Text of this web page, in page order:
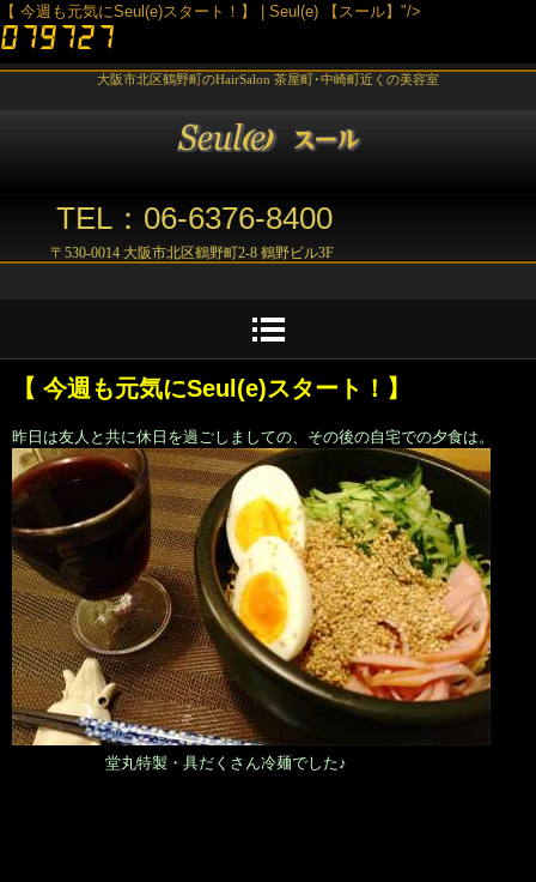
【 今週も元気にSeul(e)スタート！】 | Seul(e) 【スール】"/>
大阪市北区鶴野町のHairSalon 茶屋町･中崎町近くの美容室
TEL：06-6376-8400
〒530-0014 大阪市北区鶴野町2-8 鶴野ビル3F
【 今週も元気にSeul(e)スタート！】
昨日は友人と共に休日を過ごしましての、その後の自宅での夕食は。
堂丸特製・具だくさん冷麺でした♪